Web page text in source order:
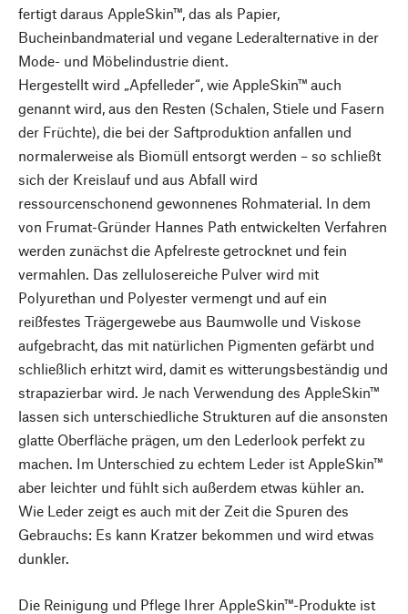
fertigt daraus AppleSkin™, das als Papier,
Bucheinbandmaterial und vegane Lederalternative in der
Mode- und Möbelindustrie dient.
Hergestellt wird „Apfelleder“, wie AppleSkin™ auch
genannt wird, aus den Resten (Schalen, Stiele und Fasern
der Früchte), die bei der Saftproduktion anfallen und
normalerweise als Biomüll entsorgt werden – so schließt
sich der Kreislauf und aus Abfall wird
ressourcenschonend gewonnenes Rohmaterial. In dem
von Frumat-Gründer Hannes Path entwickelten Verfahren
werden zunächst die Apfelreste getrocknet und fein
vermahlen. Das zellulosereiche Pulver wird mit
Polyurethan und Polyester vermengt und auf ein
reißfestes Trägergewebe aus Baumwolle und Viskose
aufgebracht, das mit natürlichen Pigmenten gefärbt und
schließlich erhitzt wird, damit es witterungsbeständig und
strapazierbar wird. Je nach Verwendung des AppleSkin™
lassen sich unterschiedliche Strukturen auf die ansonsten
glatte Oberfläche prägen, um den Lederlook perfekt zu
machen. Im Unterschied zu echtem Leder ist AppleSkin™
aber leichter und fühlt sich außerdem etwas kühler an.
Wie Leder zeigt es auch mit der Zeit die Spuren des
Gebrauchs: Es kann Kratzer bekommen und wird etwas
dunkler.
Die Reinigung und Pflege Ihrer AppleSkin™-Produkte ist